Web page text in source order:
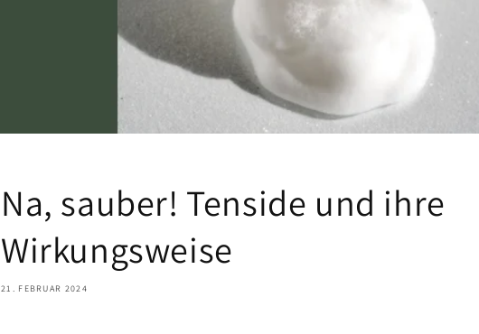
Na, sauber! Tenside und ihre
Wirkungsweise
21. FEBRUAR 2024